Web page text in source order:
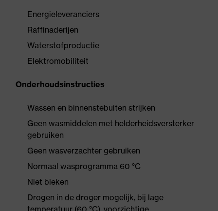
Energieleveranciers
Raffinaderijen
Waterstofproductie
Elektromobiliteit
Onderhoudsinstructies
Wassen en binnenstebuiten strijken
Geen wasmiddelen met helderheidsversterker
gebruiken
Geen wasverzachter gebruiken
Normaal wasprogramma 60 °C
Niet bleken
Drogen in de droger mogelijk, bij lage
temperatuur (60 °C), voorzichtige